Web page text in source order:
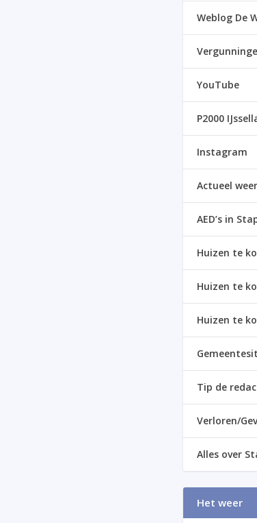
Weblog De
YouTube
P2000
Instagram
Actueel weer
AED’s in
Huizen te
Huizen te
Huizen te
Tip de
Verloren/
Alles over
Het weer